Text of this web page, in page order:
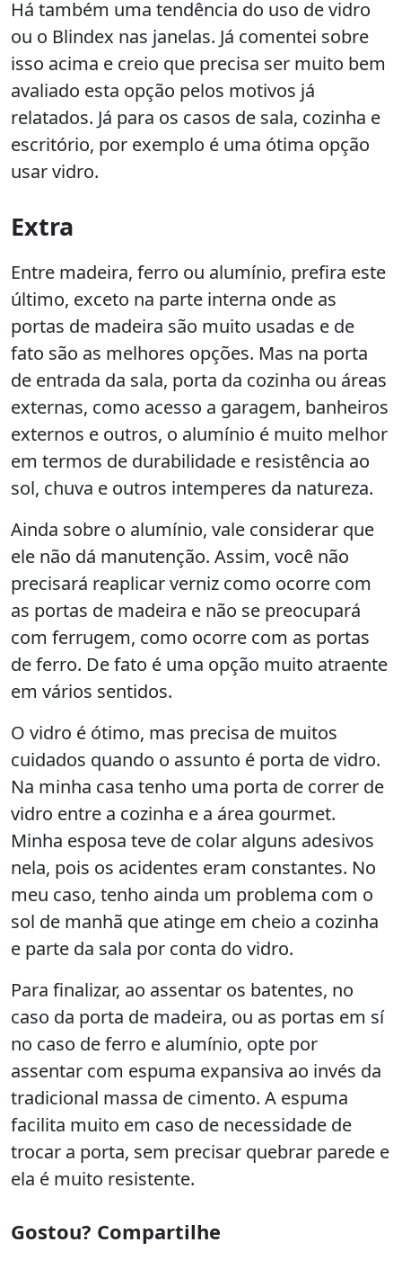
Há também uma tendência do uso de vidro
ou o Blindex nas janelas. Já comentei sobre
isso acima e creio que precisa ser muito bem
avaliado esta opção pelos motivos já
relatados. Já para os casos de sala, cozinha e
escritório, por exemplo é uma ótima opção
usar vidro.
Extra
Entre madeira, ferro ou alumínio, prefira este
último, exceto na parte interna onde as
portas de madeira são muito usadas e de
fato são as melhores opções. Mas na porta
de entrada da sala, porta da cozinha ou áreas
externas, como acesso a garagem, banheiros
externos e outros, o alumínio é muito melhor
em termos de durabilidade e resistência ao
sol, chuva e outros intemperes da natureza.
Ainda sobre o alumínio, vale considerar que
ele não dá manutenção. Assim, você não
precisará reaplicar verniz como ocorre com
as portas de madeira e não se preocupará
com ferrugem, como ocorre com as portas
de ferro. De fato é uma opção muito atraente
em vários sentidos.
O vidro é ótimo, mas precisa de muitos
cuidados quando o assunto é porta de vidro.
Na minha casa tenho uma porta de correr de
vidro entre a cozinha e a área gourmet.
Minha esposa teve de colar alguns adesivos
nela, pois os acidentes eram constantes. No
meu caso, tenho ainda um problema com o
sol de manhã que atinge em cheio a cozinha
e parte da sala por conta do vidro.
Para finalizar, ao assentar os batentes, no
caso da porta de madeira, ou as portas em sí
no caso de ferro e alumínio, opte por
assentar com espuma expansiva ao invés da
tradicional massa de cimento. A espuma
facilita muito em caso de necessidade de
trocar a porta, sem precisar quebrar parede e
ela é muito resistente.
Gostou? Compartilhe